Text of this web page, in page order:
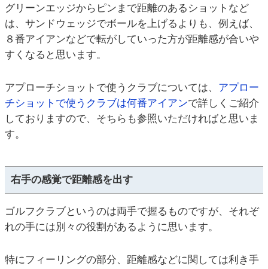
グリーンエッジからピンまで距離のあるショットなど
は、サンドウェッジでボールを上げるよりも、例えば、
８番アイアンなどで転がしていった方が距離感が合いや
すくなると思います。
アプローチショットで使うクラブについては、 アプロー
チショットで使うクラブは何番アイアンで詳しくご紹介
しておりますので、そちらも参照いただければと思いま
す。
右手の感覚で距離感を出す
ゴルフクラブというのは両手で握るものですが、それぞ
れの手には別々の役割があるように思います。
特にフィーリングの部分、距離感などに関しては利き手